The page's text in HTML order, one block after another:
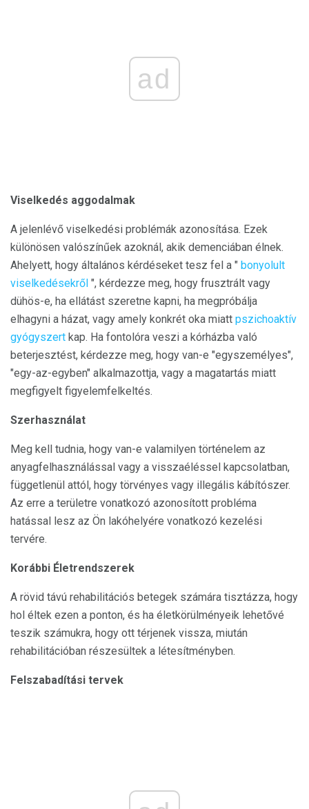
ad
Viselkedés aggodalmak
A jelenlévő viselkedési problémák azonosítása. Ezek
különösen valószínűek azoknál, akik demenciában élnek.
Ahelyett, hogy általános kérdéseket tesz fel a " bonyolult
viselkedésekről ", kérdezze meg, hogy frusztrált vagy
dühös-e, ha ellátást szeretne kapni, ha megpróbálja
elhagyni a házat, vagy amely konkrét oka miatt pszichoaktív
gyógyszert kap. Ha fontolóra veszi a kórházba való
beterjesztést, kérdezze meg, hogy van-e "egyszemélyes",
"egy-az-egyben" alkalmazottja, vagy a magatartás miatt
megfigyelt figyelemfelkeltés.
Szerhasználat
Meg kell tudnia, hogy van-e valamilyen történelem az
anyagfelhasználással vagy a visszaéléssel kapcsolatban,
függetlenül attól, hogy törvényes vagy illegális kábítószer.
Az erre a területre vonatkozó azonosított probléma
hatással lesz az Ön lakóhelyére vonatkozó kezelési
tervére.
Korábbi Életrendszerek
A rövid távú rehabilitációs betegek számára tisztázza, hogy
hol éltek ezen a ponton, és ha életkörülményeik lehetővé
teszik számukra, hogy ott térjenek vissza, miután
rehabilitációban részesültek a létesítményben.
Felszabadítási tervek